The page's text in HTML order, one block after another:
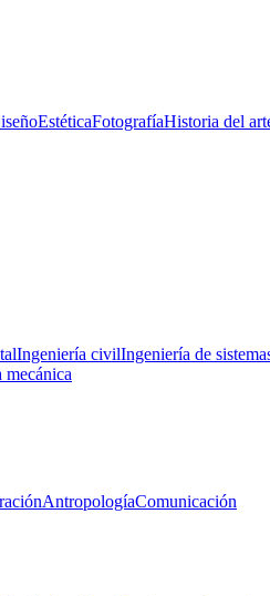
EstéticaFotografíaHistoria del
Ingeniería civilIngeniería de
mecánica
AntropologíaComunicación